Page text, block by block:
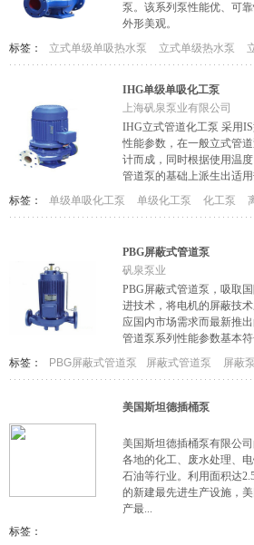
泵。该系列泵性能优、可
外形美观。
标签：
立式单级单吸热水泵 立式单级热水泵
IHG单级单吸化工泵
上海矾泉泵业有限公司
IHG立式管道化工泵 采用
性能参数，在一般立式管
计而成，同时根据使用温
管道泵的基础上派生出适
标签：
单级单吸化工泵 单级化工泵 化工泵
PBG屏蔽式管道泵
矾泉泵业
PBG屏蔽式管道泵，吸取
进技术，将电机的屏蔽技
应国内市场需求而最新推
管道泵系列性能参数基本
标签：
PBG屏蔽式管道泵 屏蔽式管道泵 屏蔽泵
美国斯坦德插桶泵
美国斯坦德插桶泵有限公
各地的化工、废水处理、
石油等行业。利用面积达
的新建最先进生产设施，
产最...
标签：